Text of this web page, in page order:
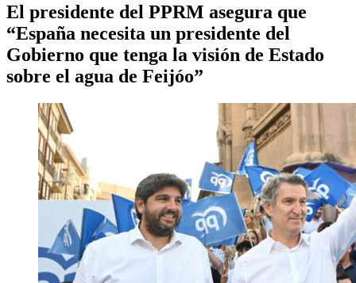
El presidente del PPRM asegura que
“España necesita un presidente del
Gobierno que tenga la visión de Estado
sobre el agua de Feijóo”